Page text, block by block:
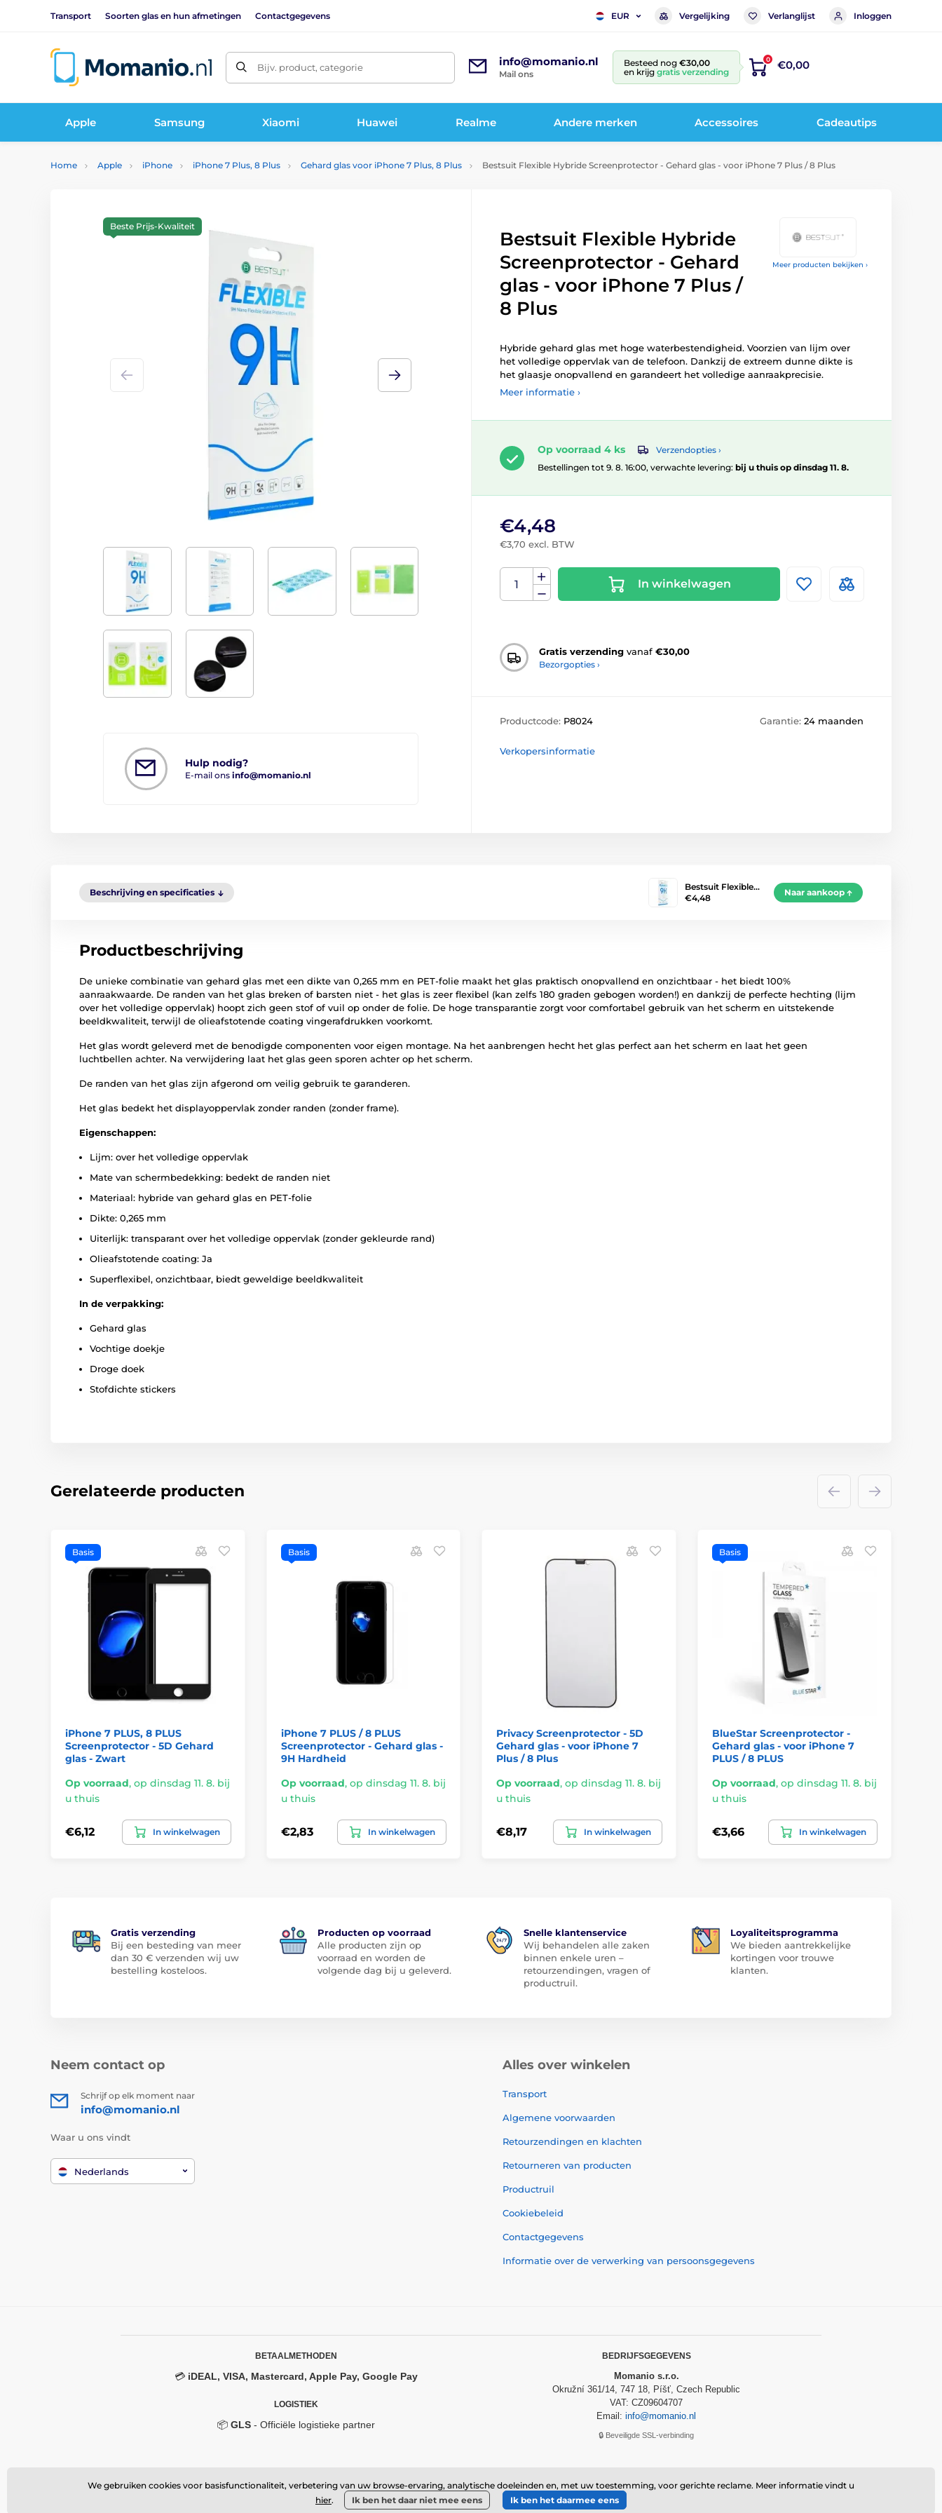
Transport Soorten glas en hun afmetingen Contactgegevens EUR Vergelijking Verlanglijst Inloggen
Bijv. product, categorie info@momanio.nl
Mail ons
Besteed nog €30,00
en krijg gratis verzending
0 €0,00
Apple Samsung Xiaomi Huawei Realme Andere merken Accessoires Cadeautips
Home Apple iPhone iPhone 7 Plus, 8 Plus Gehard glas voor iPhone 7 Plus, 8 Plus Bestsuit Flexible Hybride Screenprotector - Gehard glas - voor iPhone 7 Plus / 8 Plus
Meer producten bekijken ›
Hulp nodig?
E-mail ons info@momanio.nl
Beste Prijs-Kwaliteit
Bestsuit Flexible Hybride
Screenprotector - Gehard
glas - voor iPhone 7 Plus /
8 Plus
Hybride gehard glas met hoge waterbestendigheid. Voorzien van lijm over
het volledige oppervlak van de telefoon. Dankzij de extreem dunne dikte is
het glaasje onopvallend en garandeert het volledige aanraakprecisie.
Meer informatie ›
Op voorraad 4 ks
Verzendopties ›
Bestellingen tot 9. 8. 16:00, verwachte levering: bij u thuis op dinsdag 11. 8.
€4,48
€3,70 excl. BTW
In winkelwagen
Gratis verzending vanaf €30,00
Bezorgopties ›
Productcode: P8024 Garantie: 24 maanden
Verkopersinformatie
Beschrijving en specificaties
Bestsuit Flexible…
€4,48
Naar aankoop
Productbeschrijving
De unieke combinatie van gehard glas met een dikte van 0,265 mm en PET-folie maakt het glas praktisch onopvallend en onzichtbaar - het biedt 100%
aanraakwaarde. De randen van het glas breken of barsten niet - het glas is zeer flexibel (kan zelfs 180 graden gebogen worden!) en dankzij de perfecte hechting (lijm
over het volledige oppervlak) hoopt zich geen stof of vuil op onder de folie. De hoge transparantie zorgt voor comfortabel gebruik van het scherm en uitstekende
beeldkwaliteit, terwijl de olieafstotende coating vingerafdrukken voorkomt.
Het glas wordt geleverd met de benodigde componenten voor eigen montage. Na het aanbrengen hecht het glas perfect aan het scherm en laat het geen
luchtbellen achter. Na verwijdering laat het glas geen sporen achter op het scherm.
De randen van het glas zijn afgerond om veilig gebruik te garanderen.
Het glas bedekt het displayoppervlak zonder randen (zonder frame).
Eigenschappen:
Lijm: over het volledige oppervlak
Mate van schermbedekking: bedekt de randen niet
Materiaal: hybride van gehard glas en PET-folie
Dikte: 0,265 mm
Uiterlijk: transparant over het volledige oppervlak (zonder gekleurde rand)
Olieafstotende coating: Ja
Superflexibel, onzichtbaar, biedt geweldige beeldkwaliteit
In de verpakking:
Gehard glas
Vochtige doekje
Droge doek
Stofdichte stickers
Gerelateerde producten
Basis
iPhone 7 PLUS, 8 PLUS
Screenprotector - 5D Gehard
glas - Zwart
Op voorraad, op dinsdag 11. 8. bij
u thuis
€6,12 In winkelwagen
Basis
iPhone 7 PLUS / 8 PLUS
Screenprotector - Gehard glas -
9H Hardheid
Op voorraad, op dinsdag 11. 8. bij
u thuis
€2,83 In winkelwagen
Privacy Screenprotector - 5D
Gehard glas - voor iPhone 7
Plus / 8 Plus
Op voorraad, op dinsdag 11. 8. bij
u thuis
€8,17 In winkelwagen
Basis
BlueStar Screenprotector -
Gehard glas - voor iPhone 7
PLUS / 8 PLUS
Op voorraad, op dinsdag 11. 8. bij
u thuis
€3,66 In winkelwagen
Gratis verzending
Bij een besteding van meer
dan 30 € verzenden wij uw
bestelling kosteloos.
Producten op voorraad
Alle producten zijn op
voorraad en worden de
volgende dag bij u geleverd.
Snelle klantenservice
Wij behandelen alle zaken
binnen enkele uren –
retourzendingen, vragen of
productruil.
Loyaliteitsprogramma
We bieden aantrekkelijke
kortingen voor trouwe
klanten.
Neem contact op
Schrijf op elk moment naar
info@momanio.nl
Waar u ons vindt
Nederlands
Alles over winkelen
Transport
Algemene voorwaarden
Retourzendingen en klachten
Retourneren van producten
Productruil
Cookiebeleid
Contactgegevens
Informatie over de verwerking van persoonsgegevens
BETAALMETHODEN
💳 iDEAL, VISA, Mastercard, Apple Pay, Google Pay
LOGISTIEK
📦 GLS- Officiële logistieke partner
BEDRIJFSGEGEVENS
Momanio s.r.o.
Okružní 361/14, 747 18, Píšť, Czech Republic
VAT: CZ09604707
Email: info@momanio.nl
🔒 Beveiligde SSL-verbinding
We gebruiken cookies voor basisfunctionaliteit, verbetering van uw browse-ervaring, analytische doeleinden en, met uw toestemming, voor gerichte reclame. Meer informatie vindt u
hier. Ik ben het daar niet mee eens Ik ben het daarmee eens